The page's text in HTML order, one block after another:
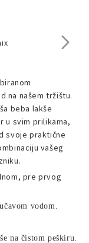
na našem tržištu.
beba lakše
u svim prilikama,
svoje praktične
vašeg
pre prvog
vodom.
na čistom peškiru.